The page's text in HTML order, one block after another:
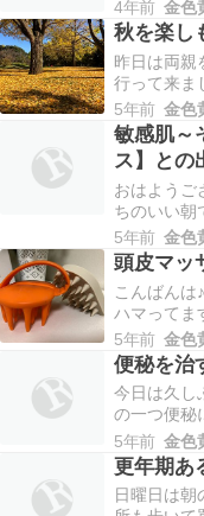
事があるか
100gには
知かと思い
なさつまい
改善されて
いでしょう
秘が改善す
した事も
4年前 金色
秋を楽し
昨日は両親
行って来ま
うちに色々
回は一緒に
す。昨日は
だったので
した。園内
一万歩以上
も喜んで、
5年前 金色
敏感肌～
ス】との
おはようご
ちのいい朝
ルになって
ます。肌の
粧が出来な
をして化粧
思い・・・
日、その辛
した人しか
5年前 金色
頭皮マッ
こんばんは
ハマってま
った時に無
は使わなか
ておりまし
ようにして
ちいいです
ン？なのか
よくなる
5年前 金色
便秘を治
今日は久し
の一つ便秘
います。私
の時でした
排便が出来
に忘れられ
5年前 金色
更年期あ
日曜日は朝